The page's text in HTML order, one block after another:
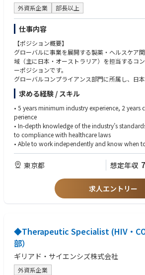
外資系企業 部長以上
仕事内容
【ポジション概要】
グローバルに事業を展開する製薬・ヘルスケア
域（主に日本・オーストラリア）を担当するコ
ーポジションです。
グローバルコンプライアンス部門に所属し、日
ながら、APAC地域におけるコンプライアンスプ
担当いただきます。日常的なビジネス支援に加え
応に関する審査・承認、ポリシー整備、教育研
およびモニタリング活動など、幅広い業務を担い
営業、メディカル、法務、薬事、内部監査など
連携しながら、コンプライアンス体制の強化と企
していただくポジションです。
【主な業務内容】
■コンプライアンス業務全般
・医療従事者との契約・講演依頼・学会協賛等
・経営層向けのコンプライアンス関連レポート作
・グローバルコンプライアンスチームとの定例
■メディカル・コマーシャル領域のコンプライア
・MR・MSLによる情報提供活動に関するアドバイ
・販促資材、メディカル資材、講演会資料等の
・外部モニタリングに関する委員会対応および関
求める経験 / スキル
• 5 years minimum industry experience, 2
perience
• In-depth knowledge of the industry’s
to compliance with healthcare laws
• Able to work independently and know when
an issue for resolution
• Capacity of problem solving - anticipating,
es
• Demonstrated ability to communicate
own, and across the organization
• Excellent technical and communication skills
東京都 想定年収
求人エントリー
◆Therapeutic Specialist (HIV・
部）
ギリアド・サイエンシズ株式会社
外資系企業